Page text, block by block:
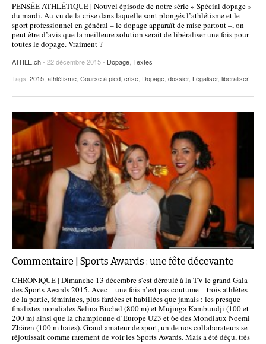
PENSÉE ATHLÉTIQUE | Nouvel épisode de notre série « Spécial dopage »
du mardi. Au vu de la crise dans laquelle sont plongés l’athlétisme et le
sport professionnel en général – le dopage apparaît de mise partout –, on
peut être d’avis que la meilleure solution serait de libéraliser une fois pour
toutes le dopage. Vraiment ?
ATHLE.ch- 22 décembre 2015 - Dopage Textes
Tags: 2015 athlétisme Course à pied crise Dopage dossier, Légaliser, liberaliser
Commentaire | Sports Awards : une fête décevante
CHRONIQUE | Dimanche 13 décembre s’est déroulé à la TV le grand Gala
des Sports Awards 2015. Avec – une fois n’est pas coutume – trois athlètes
de la partie, féminines, plus fardées et habillées que jamais : les presque
finalistes mondiales Selina Büchel (800 m) et Mujinga Kambundji (100 et
200 m) ainsi que la championne d’Europe U23 et 6e des Mondiaux Noemi
Zbären (100 m haies). Grand amateur de sport, un de nos collaborateurs se
réjouissait comme rarement de voir les Sports Awards. Mais a été déçu, très